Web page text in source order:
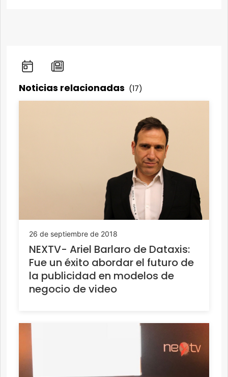
Noticias relacionadas (17)
26 de septiembre de 2018
NEXTV- Ariel Barlaro de Dataxis:
Fue un éxito abordar el futuro de
la publicidad en modelos de
negocio de video